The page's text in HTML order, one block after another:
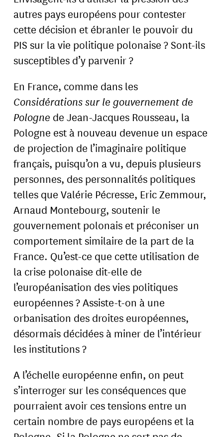
autres pays européens pour contester
cette décision et ébranler le pouvoir du
PIS sur la vie politique polonaise ? Sont-ils
susceptibles d’y parvenir ?
En France, comme dans les
Considérations sur le gouvernement de
Pologne de Jean-Jacques Rousseau, la
Pologne est à nouveau devenue un espace
de projection de l’imaginaire politique
français, puisqu’on a vu, depuis plusieurs
personnes, des personnalités politiques
telles que Valérie Pécresse, Eric Zemmour,
Arnaud Montebourg, soutenir le
gouvernement polonais et préconiser un
comportement similaire de la part de la
France. Qu’est-ce que cette utilisation de
la crise polonaise dit-elle de
l’européanisation des vies politiques
européennes ? Assiste-t-on à une
orbanisation des droites européennes,
désormais décidées à miner de l’intérieur
les institutions ?
A l’échelle européenne enfin, on peut
s’interroger sur les conséquences que
pourraient avoir ces tensions entre un
certain nombre de pays européens et la